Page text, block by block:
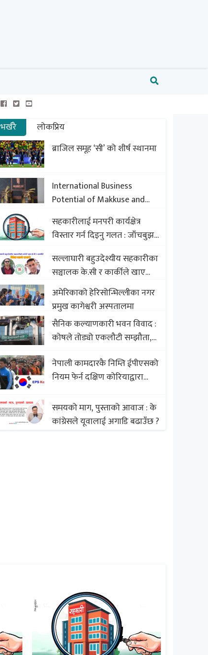
भर्खरै
लोकप्रिय
ब्राजिल समूह ‘सी’ को शीर्ष स्थानमा
International Business
Potential of Makkuse and
Export Opportunities of
Nepali Sweets with Global
Comparison to Baklava
सहकारीलाई मनपरी कार्यक्षेत्र
विस्तार गर्न दिइनु गलत : जाँचबुझ
सल्लाघारी बहुउदेश्यीय सहकारीका
सञ्चालक के.सी र कार्कीले खाए
सदस्यको करोडौं बचत
अमेरिकाको हेरिसोन्भिल्लीका नगर
प्रमुख कागेश्वरी अस्पतालमा
सैनिक कल्याणकारी भवन विवाद :
कोषले तोड्यो एकलौटी सम्झौता,
बिखलबन्दमा (भिडियो)
नेपाली कामदारकै निम्ति ईपीएसको
नियम फेर्न दक्षिण कोरियाद्वारा
समयको माग, पुस्ताको आवाज : के
कांग्रेसले यूवालाई अगाडि बढाउँछ ?